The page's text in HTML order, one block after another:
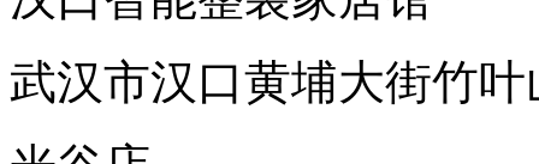
武汉市汉口黄埔大街竹